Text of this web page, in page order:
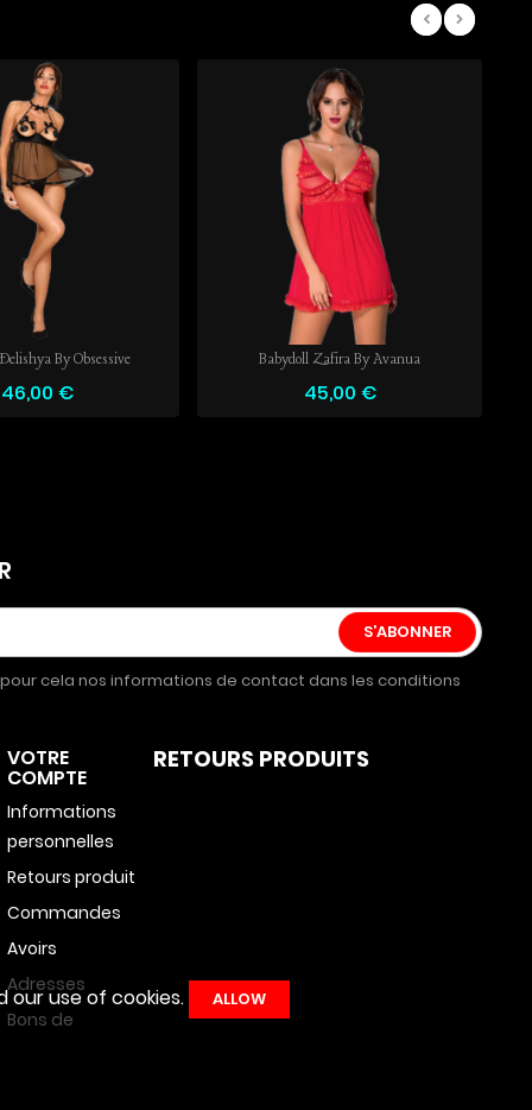
By Obsessive
46,00 €
Babydoll Zafira By Avanua
45,00 €
cela nos informations de contact dans les conditions
VOTRE
COMPTE
Informations
personnelles
Retours produit
Commandes
Avoirs
Adresses
Bons de
RETOURS PRODUITS
our use of cookies. ALLOW